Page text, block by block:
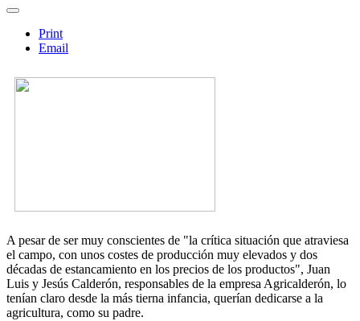
Print
Email
A pesar de ser muy conscientes de "la crítica situación que atraviesa
el campo, con unos costes de producción muy elevados y dos
décadas de estancamiento en los precios de los productos", Juan
Luis y Jesús Calderón, responsables de la empresa Agricalderón, lo
tenían claro desde la más tierna infancia, querían dedicarse a la
agricultura, como su padre.